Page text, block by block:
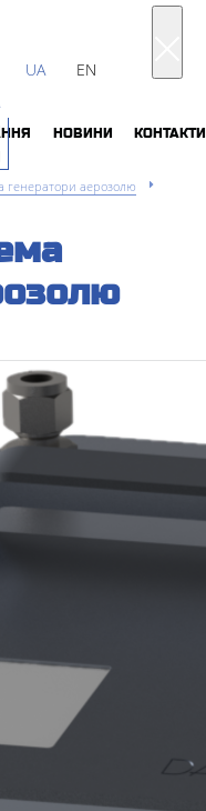
UA
EN
НОВИНИ КОНТАКТИ
генератори аерозолю